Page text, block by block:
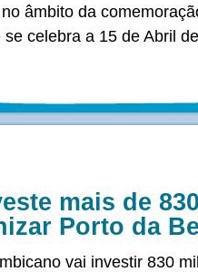
âmbito da
celebra a 15 de Abril
mais de
Porto da
vai investir 830